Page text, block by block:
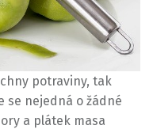
potraviny, tak
se nejedná o žádné
a plátek masa